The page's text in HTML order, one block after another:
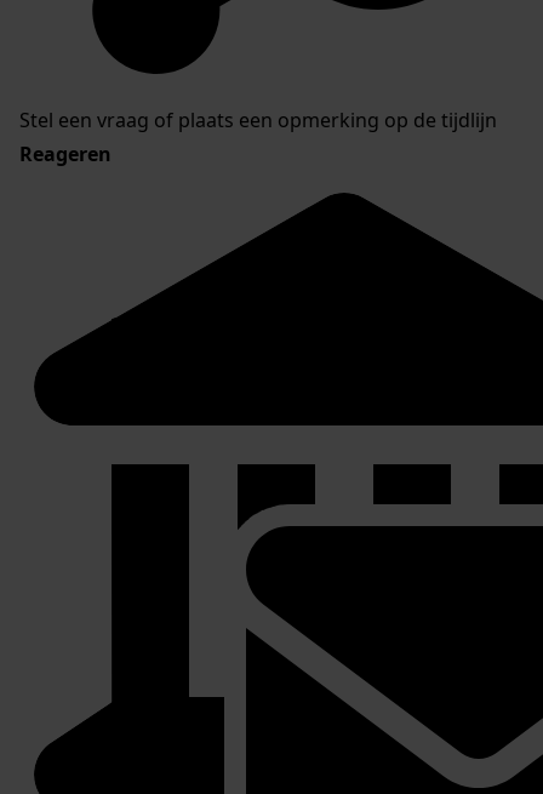
Stel een vraag of plaats een opmerking op de tijdlijn
Reageren